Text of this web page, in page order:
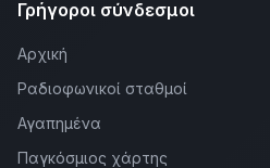
Γρήγοροι σύνδεσμοι
Αρχική
Ραδιοφωνικοί σταθμοί
Αγαπημένα
Παγκόσμιος χάρτης